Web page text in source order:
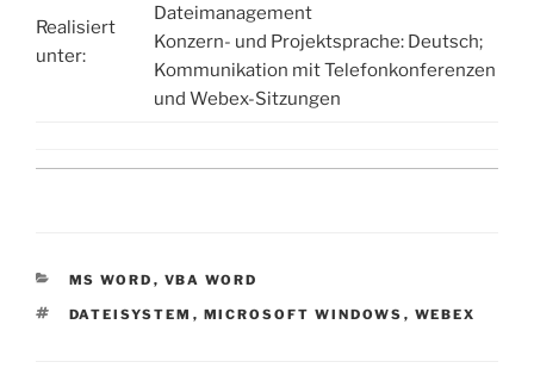
Realisiert
unter:
Dateimanagement
Konzern- und Projektsprache: Deutsch;
Kommunikation mit Telefonkonferenzen
und Webex-Sitzungen
KATEGORIEN
MS WORD , VBA WORD
SCHLAGWÖRTER
DATEISYSTEM , MICROSOFT WINDOWS , WEBEX